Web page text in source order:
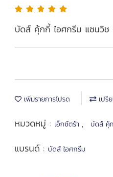
บัดส์ คุ้กกี้ ไอศกรีม แซนวิช
เพิ่มรายการโปรด เปรี
หมวดหมู่ : เอ็กซ์ตร้า , บัดส์ คุ้
แบรนด์ : บัดส์ ไอศกรีม